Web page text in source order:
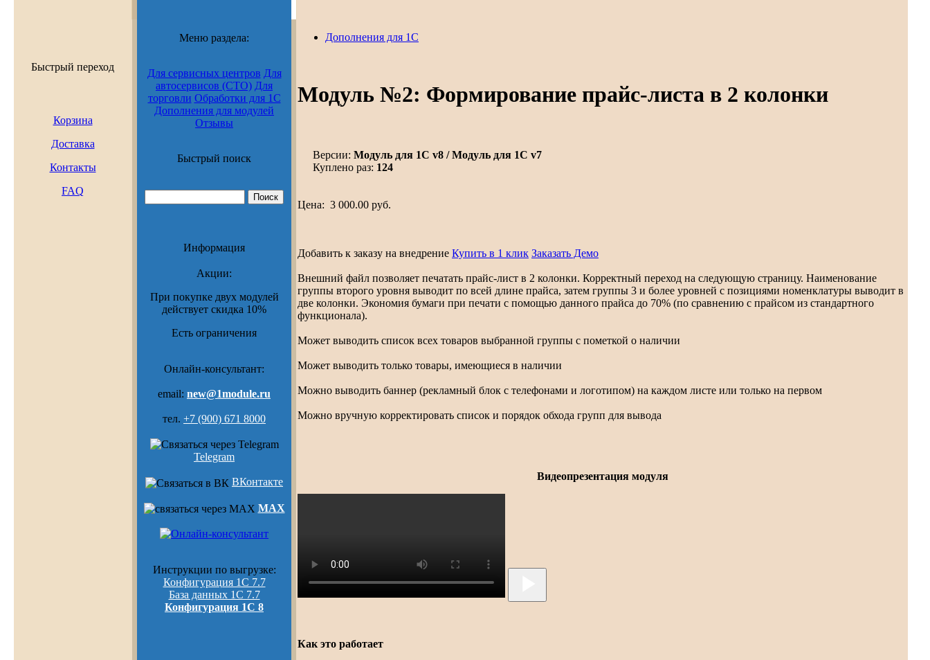
Быстрый переход
Корзина
Доставка
Контакты
FAQ
Меню раздела:
Для сервисных центров Для
автосервисов (СТО) Для
торговли Обработки для 1С
Дополнения для модулей
Отзывы
Быстрый поиск
Информация
Акции:
При покупке двух модулей
действует скидка 10%
Есть ограничения
Онлайн-консультант:
email: new@1module.ru
тел. +7 (900) 671 8000
Telegram
ВКонтакте
MAX
Инструкции по выгрузке:
Конфигурация 1С 7.7
База данных 1С 7.7
Конфигурация 1С 8
Дополнения для 1С
Модуль №2: Формирование прайс-листа в 2 колонки
Версии: Модуль для 1С v8 / Модуль для 1С v7
Куплено раз: 124
Цена: 3 000.00 руб.
Добавить к заказу на внедрение Купить в 1 клик Заказать Демо
Внешний файл позволяет печатать прайс-лист в 2 колонки. Корректный переход на следующую страницу. Наименование
группы второго уровня выводит по всей длине прайса, затем группы 3 и более уровней с позициями номенклатуры выводит в
две колонки. Экономия бумаги при печати с помощью данного прайса до 70% (по сравнению с прайсом из стандартного
функционала).
Может выводить список всех товаров выбранной группы с пометкой о наличии
Может выводить только товары, имеющиеся в наличии
Можно выводить баннер (рекламный блок с телефонами и логотипом) на каждом листе или только на первом
Можно вручную корректировать список и порядок обхода групп для вывода
Видеопрезентация модуля
Как это работает